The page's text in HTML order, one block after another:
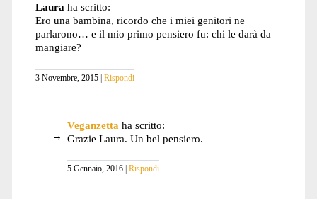
Laura ha scritto:
Ero una bambina, ricordo che i miei genitori ne
parlarono… e il mio primo pensiero fu: chi le darà da
mangiare?
3 Novembre, 2015 Rispondi
Veganzetta ha scritto:
Grazie Laura. Un bel pensiero.
5 Gennaio, 2016 Rispondi